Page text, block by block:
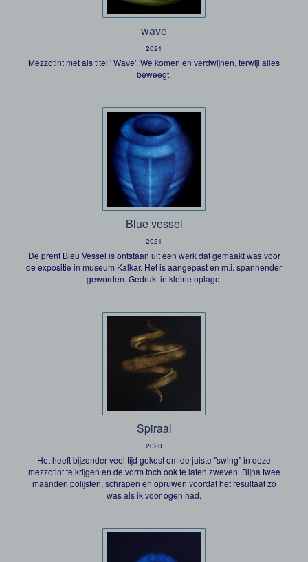
wave
2021
Mezzotint met als titel ' Wave'. We komen en verdwijnen, terwijl alles
beweegt.
Blue vessel
2021
De prent Bleu Vessel is ontstaan uit een werk dat gemaakt was voor
de expositie in museum Kalkar. Het is aangepast en m.i. spannender
geworden. Gedrukt in kleine oplage.
Spiraal
2020
Het heeft bijzonder veel tijd gekost om de juiste "swing" in deze
mezzotint te krijgen en de vorm toch ook te laten zweven. Bijna twee
maanden polijsten, schrapen en opruwen voordat het resultaat zo
was als ik voor ogen had.